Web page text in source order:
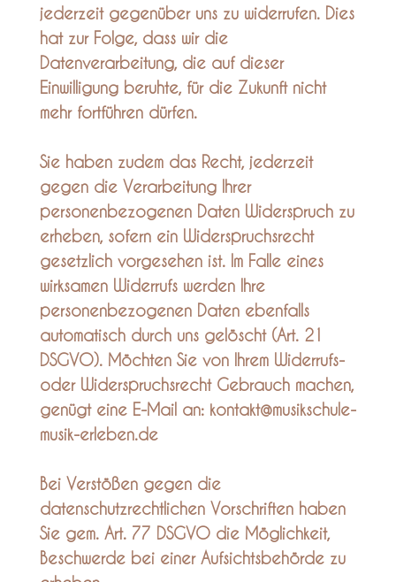
jederzeit gegenüber uns zu widerrufen. Dies
hat zur Folge, dass wir die
Datenverarbeitung, die auf dieser
Einwilligung beruhte, für die Zukunft nicht
mehr fortführen dürfen.
Sie haben zudem das Recht, jederzeit
gegen die Verarbeitung Ihrer
personenbezogenen Daten Widerspruch zu
erheben, sofern ein Widerspruchsrecht
gesetzlich vorgesehen ist. Im Falle eines
wirksamen Widerrufs werden Ihre
personenbezogenen Daten ebenfalls
automatisch durch uns gelöscht (Art. 21
DSGVO). Möchten Sie von Ihrem Widerrufs-
oder Widerspruchsrecht Gebrauch machen,
genügt eine E-Mail an: kontakt@musikschule-
musik-erleben.de
Bei Verstößen gegen die
datenschutzrechtlichen Vorschriften haben
Sie gem. Art. 77 DSGVO die Möglichkeit,
Beschwerde bei einer Aufsichtsbehörde zu